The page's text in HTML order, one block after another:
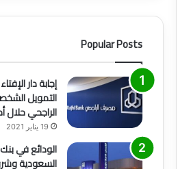
Popular Posts
إجابة دار
التمويل
الراجحي حلال
19 يناير 2021
الودائع في
السعودية